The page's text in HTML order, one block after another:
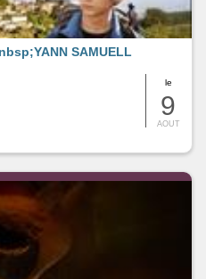
le
9
AOUT
SAMUELL